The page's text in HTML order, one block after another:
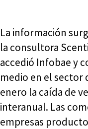
La información
la consultora
accedió Infobae y
medio en el sector
enero la caída de
interanual. Las
empresas